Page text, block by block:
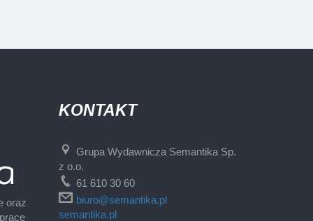
oraz
KONTAKT
Grupa Wydawnicza Semantika Sp.
z o.o.
61 610 30 60
biuro@semantika.pl
semantika.pl